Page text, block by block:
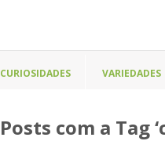
CURIOSIDADES VARIEDADES
Posts com a Tag